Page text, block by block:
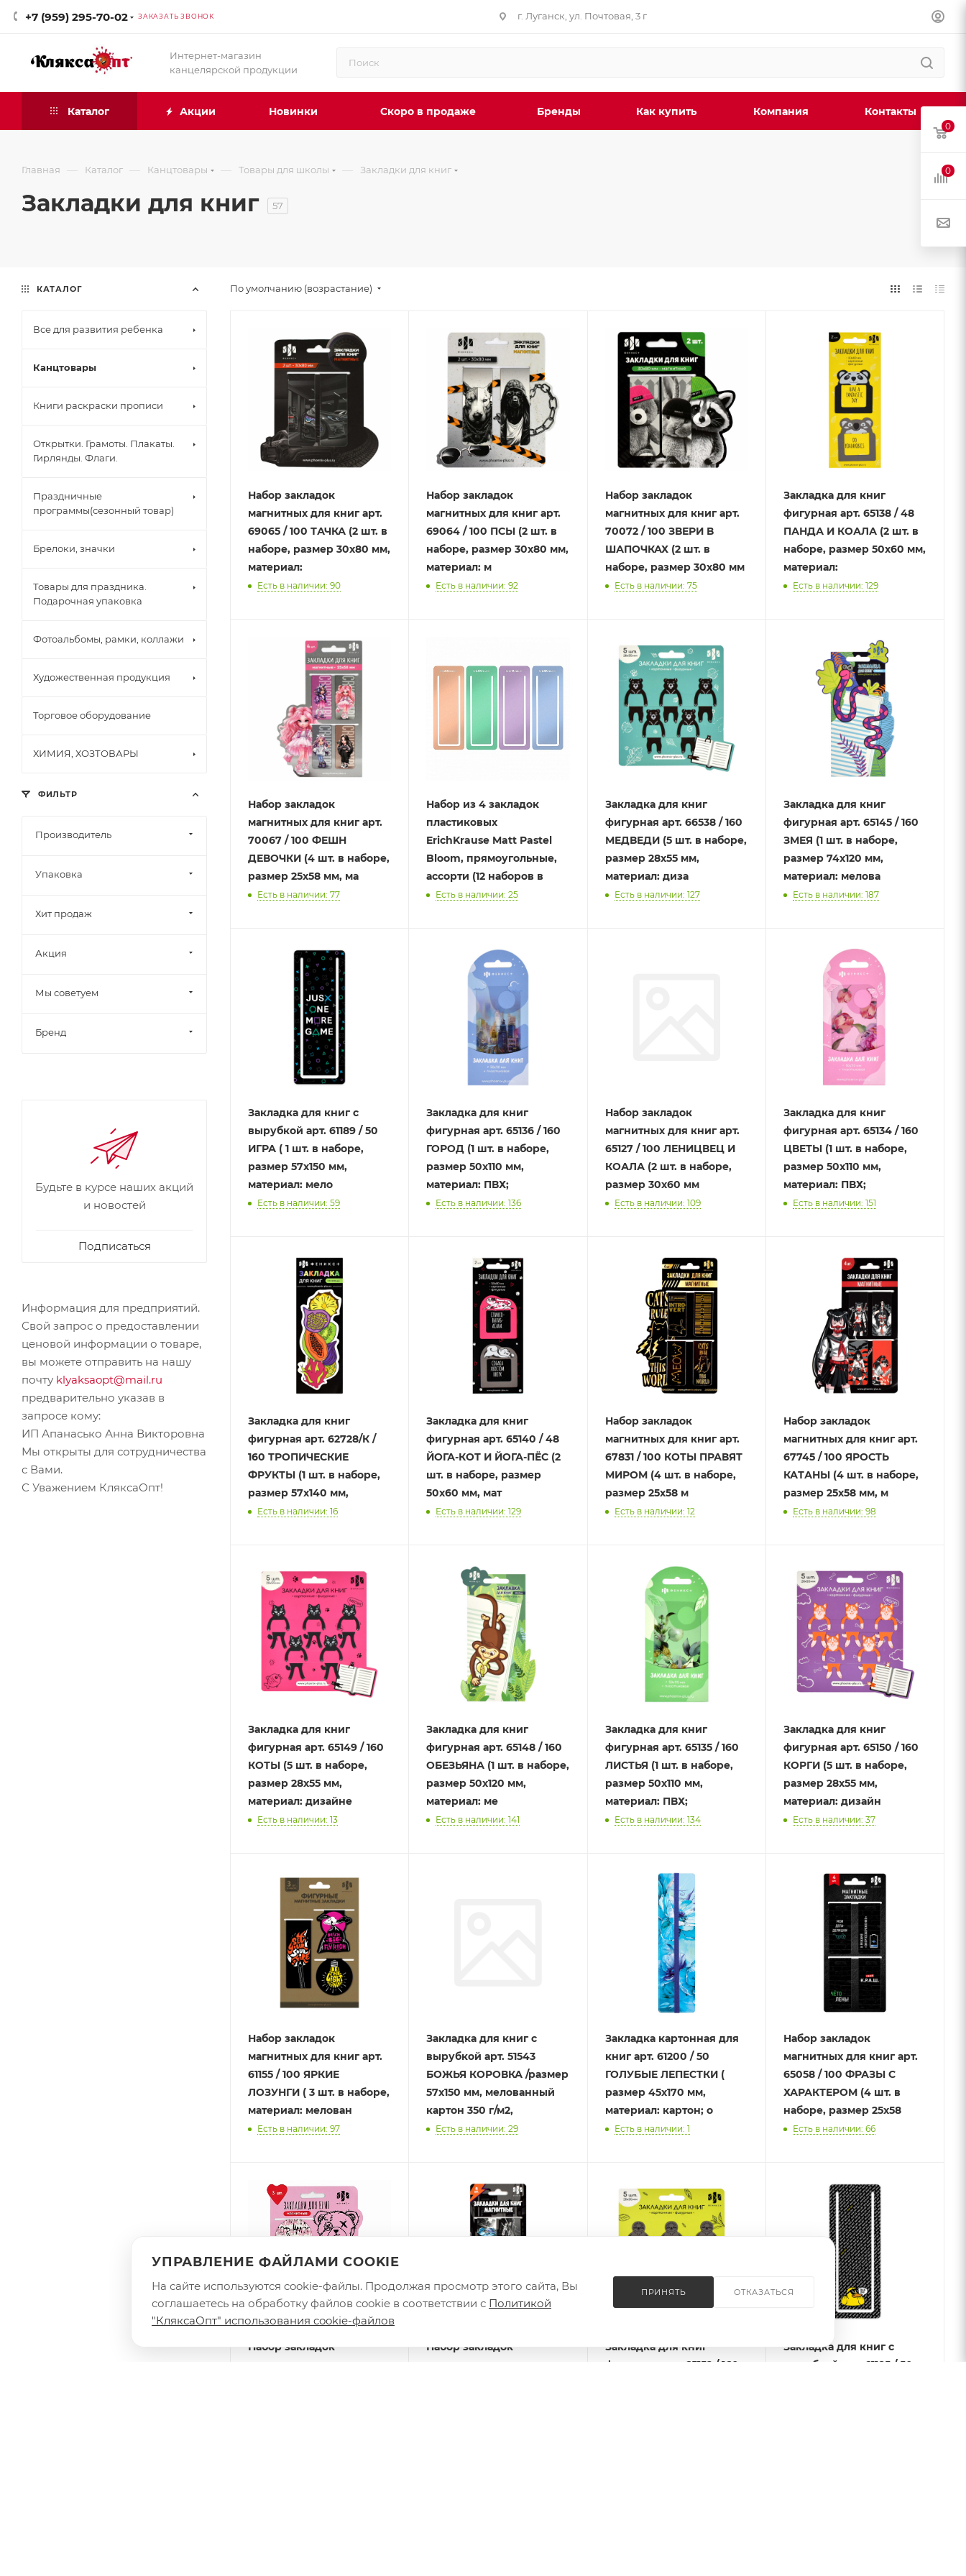
+7 (959) 295-70-02 ЗАКАЗАТЬ ЗВОНОК г. Луганск, ул. Почтовая, 3 г
Интернет-магазин
канцелярской продукции
Каталог Акции Новинки Скоро в продаже Бренды Как купить Компания Контакты
Главная — Каталог — Канцтовары — Товары для школы — Закладки для книг
Закладки для книг 57
По умолчанию (возрастание)
Набор закладок
магнитных для книг арт.
69065 / 100 ТАЧКА (2 шт. в
наборе, размер 30x80 мм,
материал:
Есть в наличии: 90
Набор закладок
магнитных для книг арт.
69064 / 100 ПСЫ (2 шт. в
наборе, размер 30x80 мм,
материал: м
Есть в наличии: 92
Набор закладок
магнитных для книг арт.
70072 / 100 ЗВЕРИ В
ШАПОЧКАХ (2 шт. в
наборе, размер 30x80 мм
Есть в наличии: 75
Закладка для книг
фигурная арт. 65138 / 48
ПАНДА И КОАЛА (2 шт. в
наборе, размер 50х60 мм,
материал:
Есть в наличии: 129
Набор закладок
магнитных для книг арт.
70067 / 100 ФЕШН
ДЕВОЧКИ (4 шт. в наборе,
размер 25х58 мм, ма
Есть в наличии: 77
Набор из 4 закладок
пластиковых
ErichKrause Matt Pastel
Bloom, прямоугольные,
ассорти (12 наборов в
Есть в наличии: 25
Закладка для книг
фигурная арт. 66538 / 160
МЕДВЕДИ (5 шт. в наборе,
размер 28х55 мм,
материал: диза
Есть в наличии: 127
Закладка для книг
фигурная арт. 65145 / 160
ЗМЕЯ (1 шт. в наборе,
размер 74х120 мм,
материал: мелова
Есть в наличии: 187
Закладка для книг с
вырубкой арт. 61189 / 50
ИГРА ( 1 шт. в наборе,
размер 57x150 мм,
материал: мело
Есть в наличии: 59
Закладка для книг
фигурная арт. 65136 / 160
ГОРОД (1 шт. в наборе,
размер 50х110 мм,
материал: ПВХ;
Есть в наличии: 136
Набор закладок
магнитных для книг арт.
65127 / 100 ЛЕНИЦВЕЦ И
КОАЛА (2 шт. в наборе,
размер 30x60 мм
Есть в наличии: 109
Закладка для книг
фигурная арт. 65134 / 160
ЦВЕТЫ (1 шт. в наборе,
размер 50х110 мм,
материал: ПВХ;
Есть в наличии: 151
Закладка для книг
фигурная арт. 62728/К /
160 ТРОПИЧЕСКИЕ
ФРУКТЫ (1 шт. в наборе,
размер 57х140 мм,
Есть в наличии: 16
Закладка для книг
фигурная арт. 65140 / 48
ЙОГА-КОТ И ЙОГА-ПЁС (2
шт. в наборе, размер
50х60 мм, мат
Есть в наличии: 129
Набор закладок
магнитных для книг арт.
67831 / 100 КОТЫ ПРАВЯТ
МИРОМ (4 шт. в наборе,
размер 25х58 м
Есть в наличии: 12
Набор закладок
магнитных для книг арт.
67745 / 100 ЯРОСТЬ
КАТАНЫ (4 шт. в наборе,
размер 25х58 мм, м
Есть в наличии: 98
Закладка для книг
фигурная арт. 65149 / 160
КОТЫ (5 шт. в наборе,
размер 28х55 мм,
материал: дизайне
Есть в наличии: 13
Закладка для книг
фигурная арт. 65148 / 160
ОБЕЗЬЯНА (1 шт. в наборе,
размер 50х120 мм,
материал: ме
Есть в наличии: 141
Закладка для книг
фигурная арт. 65135 / 160
ЛИСТЬЯ (1 шт. в наборе,
размер 50х110 мм,
материал: ПВХ;
Есть в наличии: 134
Закладка для книг
фигурная арт. 65150 / 160
КОРГИ (5 шт. в наборе,
размер 28х55 мм,
материал: дизайн
Есть в наличии: 37
Набор закладок
магнитных для книг арт.
61155 / 100 ЯРКИЕ
ЛОЗУНГИ ( 3 шт. в наборе,
материал: мелован
Есть в наличии: 97
Закладка для книг с
вырубкой арт. 51543
БОЖЬЯ КОРОВКА /размер
57x150 мм, мелованный
картон 350 г/м2,
Есть в наличии: 29
Закладка картонная для
книг арт. 61200 / 50
ГОЛУБЫЕ ЛЕПЕСТКИ (
размер 45х170 мм,
материал: картон; о
Есть в наличии: 1
Набор закладок
магнитных для книг арт.
65058 / 100 ФРАЗЫ С
ХАРАКТЕРОМ (4 шт. в
наборе, размер 25х58
Есть в наличии: 66
Набор закладок
Набор закладок
Закладка для книг
фигурная арт. 65152 / 160
Закладка для книг с
вырубкой арт. 61185 / 50
КАТАЛОГ
Все для развития ребенка
Канцтовары
Книги раскраски прописи
Открытки. Грамоты. Плакаты.
Гирлянды. Флаги.
Праздничные
программы(сезонный товар)
Брелоки, значки
Товары для праздника.
Подарочная упаковка
Фотоальбомы, рамки, коллажи
Художественная продукция
Торговое оборудование
ХИМИЯ, ХОЗТОВАРЫ
ФИЛЬТР
Производитель
Упаковка
Хит продаж
Акция
Мы советуем
Бренд
Будьте в курсе наших акций
и новостей
Подписаться
Информация для предприятий.
Свой запрос о предоставлении
ценовой информации о товаре,
вы можете отправить на нашу
почту klyaksaopt@mail.ru
предварительно указав в
запросе кому:
ИП Апанасько Анна Викторовна
Мы открыты для сотрудничества
с Вами.
С Уважением КляксаОпт!
0
0
УПРАВЛЕНИЕ ФАЙЛАМИ COOKIE
На сайте используются cookie-файлы. Продолжая просмотр этого сайта, Вы
соглашаетесь на обработку файлов cookie в соответствии с Политикой
"КляксаОпт" использования cookie-файлов
ПРИНЯТЬ ОТКАЗАТЬСЯ